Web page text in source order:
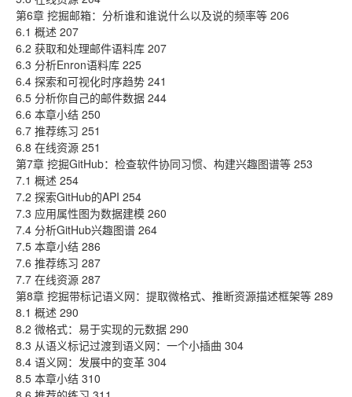
第6章 挖掘邮箱：分析谁和谁说什么以及说的频率等 206
6.1 概述 207
6.2 获取和处理邮件语料库 207
6.3 分析Enron语料库 225
6.4 探索和可视化时序趋势 241
6.5 分析你自己的邮件数据 244
6.6 本章小结 250
6.7 推荐练习 251
6.8 在线资源 251
第7章 挖掘GitHub：检查软件协同习惯、构建兴趣图谱等 253
7.1 概述 254
7.2 探索GitHub的API 254
7.3 应用属性图为数据建模 260
7.4 分析GitHub兴趣图谱 264
7.5 本章小结 286
7.6 推荐练习 287
7.7 在线资源 287
第8章 挖掘带标记语义网：提取微格式、推断资源描述框架等 289
8.1 概述 290
8.2 微格式：易于实现的元数据 290
8.3 从语义标记过渡到语义网：一个小插曲 304
8.4 语义网：发展中的变革 304
8.5 本章小结 310